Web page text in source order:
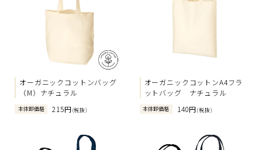
オーガニックコットンバッグ
（M）ナチュラル
本体卸価格 215円(税抜)
オーガニックコットンA4フラ
ットバッグ ナチュラル
本体卸価格 140円(税抜)